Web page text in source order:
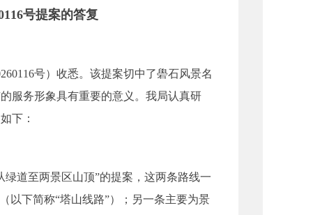
号提案的答复
号）收悉。该提案切中了礐石风景名
服务形象具有重要的意义。我局认真研
下：
道至两景区山顶”的提案，这两条路线一
以下简称“塔山线路”）；另一条主要为景